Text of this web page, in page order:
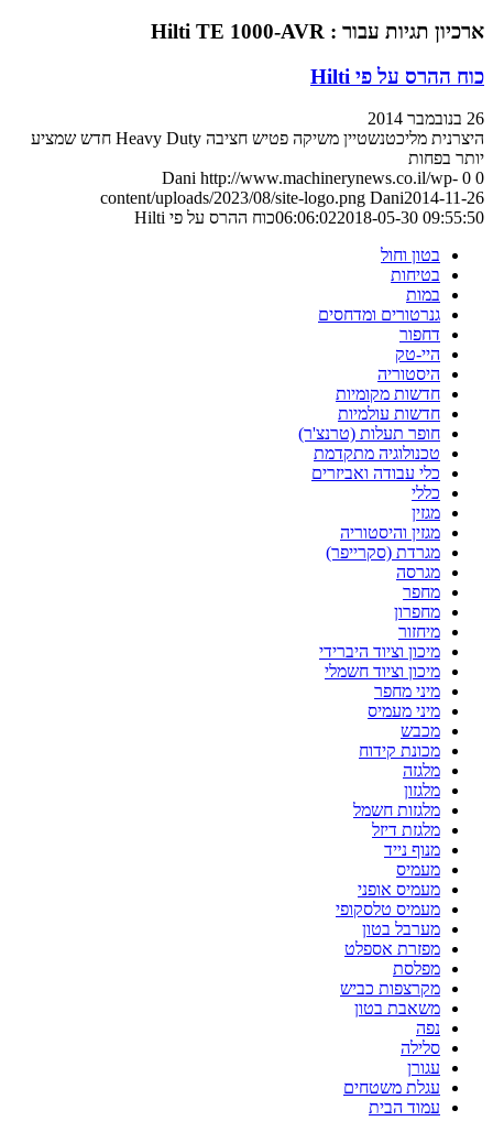
ארכיון תגיות עבור : Hilti TE 1000-AVR
כוח ההרס על פי Hilti
26 בנובמבר 2014
היצרנית מליכטנשטיין משיקה פטיש חציבה Heavy Duty חדש שמציע
יותר בפחות
0
0
Dani http://www.machinerynews.co.il/wp-
content/uploads/2023/08/site-logo.png Dani2014-11-26
06:06:022018-05-30 09:55:50
כוח ההרס על פי Hilti
בטון וחול
בטיחות
במות
גנרטורים ומדחסים
דחפור
היי-טק
היסטוריה
חדשות מקומיות
חדשות עולמיות
חופר תעלות (טרנצ'ר)
טכנולוגיה מתקדמת
כלי עבודה ואביזרים
כללי
מגזין
מגזין והיסטוריה
מגרדת (סקרייפר)
מגרסה
מחפר
מחפרון
מיחזור
מיכון וציוד היברידי
מיכון וציוד חשמלי
מיני מחפר
מיני מעמיס
מכבש
מכונת קידוח
מלגזה
מלגזון
מלגזות חשמל
מלגזת דיזל
מנוף נייד
מעמיס
מעמיס אופני
מעמיס טלסקופי
מערבל בטון
מפזרת אספלט
מפלסת
מקרצפות כביש
משאבת בטון
נפה
סלילה
עגורן
עגלת משטחים
עמוד הבית